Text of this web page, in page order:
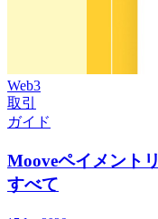
Web3
取引
ガイド
Mooveペイメント
すべて